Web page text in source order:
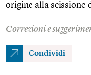
origine alla scissione
Correzioni e
Condividi